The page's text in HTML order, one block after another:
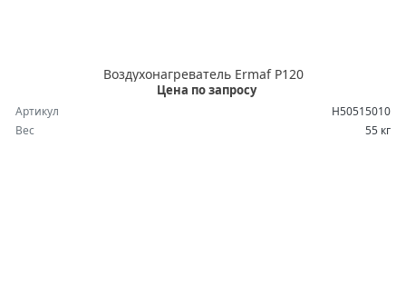
Воздухонагреватель Ermaf P120
Цена по запросу
Артикул
H50515010
Вес
55 кг